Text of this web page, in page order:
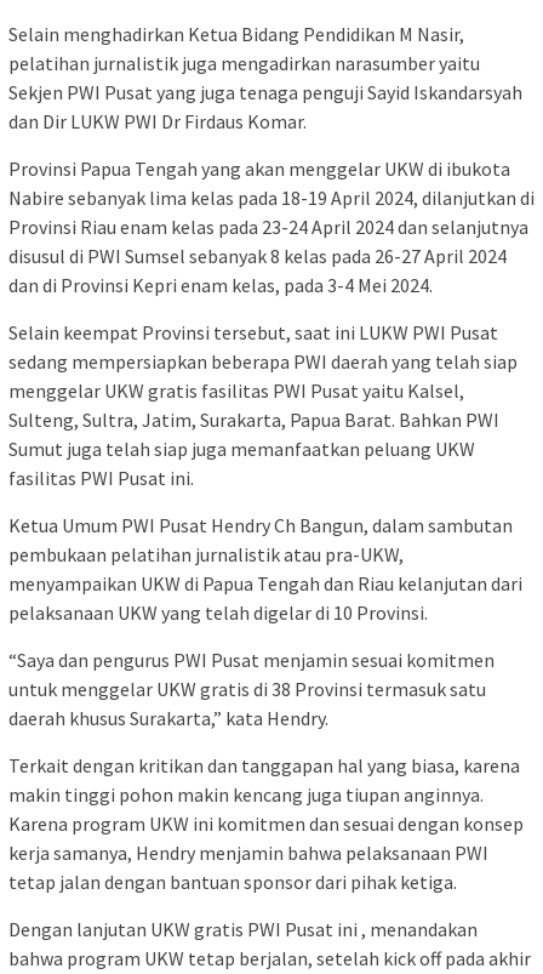
Selain menghadirkan Ketua Bidang Pendidikan M Nasir,
pelatihan jurnalistik juga mengadirkan narasumber yaitu
Sekjen PWI Pusat yang juga tenaga penguji Sayid Iskandarsyah
dan Dir LUKW PWI Dr Firdaus Komar.
Provinsi Papua Tengah yang akan menggelar UKW di ibukota
Nabire sebanyak lima kelas pada 18-19 April 2024, dilanjutkan di
Provinsi Riau enam kelas pada 23-24 April 2024 dan selanjutnya
disusul di PWI Sumsel sebanyak 8 kelas pada 26-27 April 2024
dan di Provinsi Kepri enam kelas, pada 3-4 Mei 2024.
Selain keempat Provinsi tersebut, saat ini LUKW PWI Pusat
sedang mempersiapkan beberapa PWI daerah yang telah siap
menggelar UKW gratis fasilitas PWI Pusat yaitu Kalsel,
Sulteng, Sultra, Jatim, Surakarta, Papua Barat. Bahkan PWI
Sumut juga telah siap juga memanfaatkan peluang UKW
fasilitas PWI Pusat ini.
Ketua Umum PWI Pusat Hendry Ch Bangun, dalam sambutan
pembukaan pelatihan jurnalistik atau pra-UKW,
menyampaikan UKW di Papua Tengah dan Riau kelanjutan dari
pelaksanaan UKW yang telah digelar di 10 Provinsi.
“Saya dan pengurus PWI Pusat menjamin sesuai komitmen
untuk menggelar UKW gratis di 38 Provinsi termasuk satu
daerah khusus Surakarta,” kata Hendry.
Terkait dengan kritikan dan tanggapan hal yang biasa, karena
makin tinggi pohon makin kencang juga tiupan anginnya.
Karena program UKW ini komitmen dan sesuai dengan konsep
kerja samanya, Hendry menjamin bahwa pelaksanaan PWI
tetap jalan dengan bantuan sponsor dari pihak ketiga.
Dengan lanjutan UKW gratis PWI Pusat ini , menandakan
bahwa program UKW tetap berjalan, setelah kick off pada akhir